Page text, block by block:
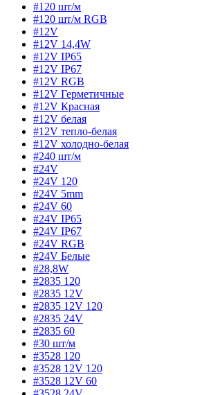
#120 шт/м
#120 шт/м RGB
#12V
#12V 14,4W
#12V IP65
#12V IP67
#12V RGB
#12V Герметичные
#12V Красная
#12V белая
#12V тепло-белая
#12V холодно-белая
#240 шт/м
#24V
#24V 120
#24V 5mm
#24V 60
#24V IP65
#24V IP67
#24V RGB
#24V Белые
#28,8W
#2835 120
#2835 12V
#2835 12V 120
#2835 24V
#2835 60
#30 шт/м
#3528 120
#3528 12V 120
#3528 12V 60